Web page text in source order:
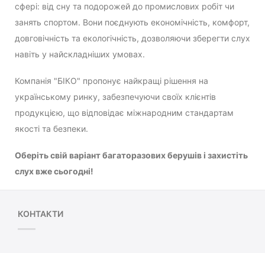
сфері: від сну та подорожей до промислових робіт чи
занять спортом. Вони поєднують економічність, комфорт,
довговічність та екологічність, дозволяючи зберегти слух
навіть у найскладніших умовах.
Компанія "БІКО" пропонує найкращі рішення на
українському ринку, забезпечуючи своїх клієнтів
продукцією, що відповідає міжнародним стандартам
якості та безпеки.
Оберіть свій варіант багаторазових берушів і захистіть
слух вже сьогодні!
КОНТАКТИ